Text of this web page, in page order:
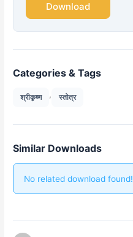
Download
Categories & Tags
श्रीकृष्ण , स्तोत्र
Similar Downloads
No related download found!